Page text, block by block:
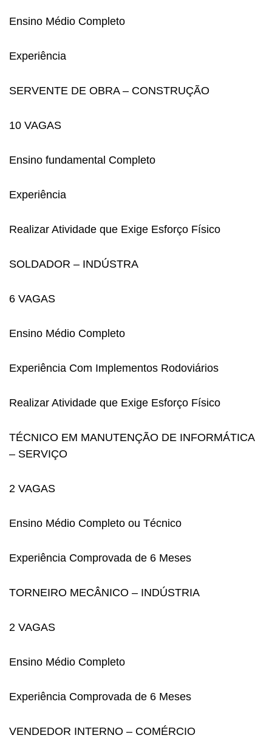
Ensino Médio Completo
Experiência
SERVENTE DE OBRA – CONSTRUÇÃO
10 VAGAS
Ensino fundamental Completo
Experiência
Realizar Atividade que Exige Esforço Físico
SOLDADOR – INDÚSTRA
6 VAGAS
Ensino Médio Completo
Experiência Com Implementos Rodoviários
Realizar Atividade que Exige Esforço Físico
TÉCNICO EM MANUTENÇÃO DE INFORMÁTICA
– SERVIÇO
2 VAGAS
Ensino Médio Completo ou Técnico
Experiência Comprovada de 6 Meses
TORNEIRO MECÂNICO – INDÚSTRIA
2 VAGAS
Ensino Médio Completo
Experiência Comprovada de 6 Meses
VENDEDOR INTERNO – COMÉRCIO